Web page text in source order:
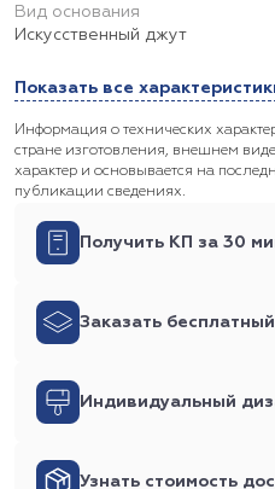
Вид основания
Искусственный джут
Показать все
Информация о технических
стране изготовления, внешнем
характер и основывается на
публикации сведениях.
Получить КП за 30
Заказать
Индивидуальный
Узнать стоимость